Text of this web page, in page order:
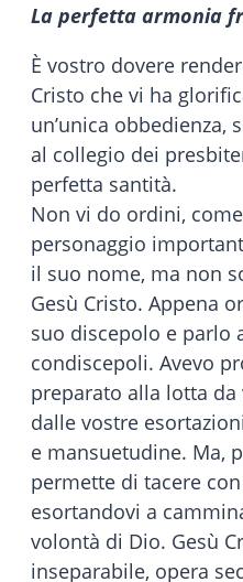
La perfetta armonia
È vostro dovere
Cristo che vi ha
un’unica obbedienza,
al collegio dei
perfetta santità.
Non vi do ordini,
personaggio
il suo nome, ma non
Gesù Cristo. Appena
suo discepolo e parlo
condiscepoli. Avevo
preparato alla lotta da
dalle vostre
e mansuetudine. Ma,
permette di tacere
esortandovi a
volontà di Dio. Gesù
inseparabile, opera